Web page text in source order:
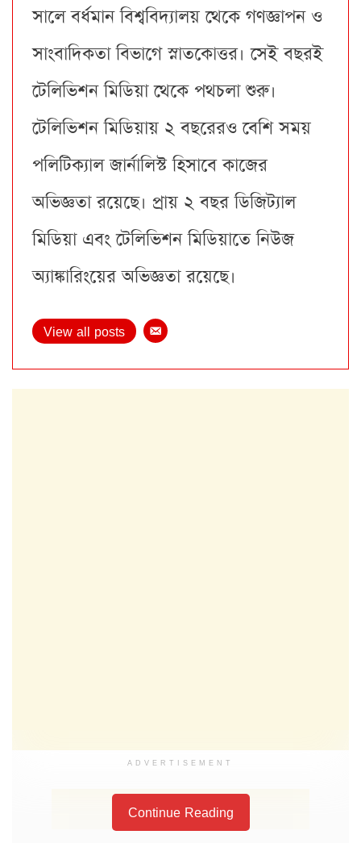
সালে বর্ধমান বিশ্ববিদ্যালয় থেকে গণজ্ঞাপন ও
সাংবাদিকতা বিভাগে স্নাতকোত্তর। সেই বছরই
টেলিভিশন মিডিয়া থেকে পথচলা শুরু।
টেলিভিশন মিডিয়ায় ২ বছরেরও বেশি সময়
পলিটিক্যাল জার্নালিস্ট হিসাবে কাজের
অভিজ্ঞতা রয়েছে। প্রায় ২ বছর ডিজিট্যাল
মিডিয়া এবং টেলিভিশন মিডিয়াতে নিউজ
অ্যাঙ্কারিংয়ের অভিজ্ঞতা রয়েছে।
View all posts
ADVERTISEMENT
Continue Reading